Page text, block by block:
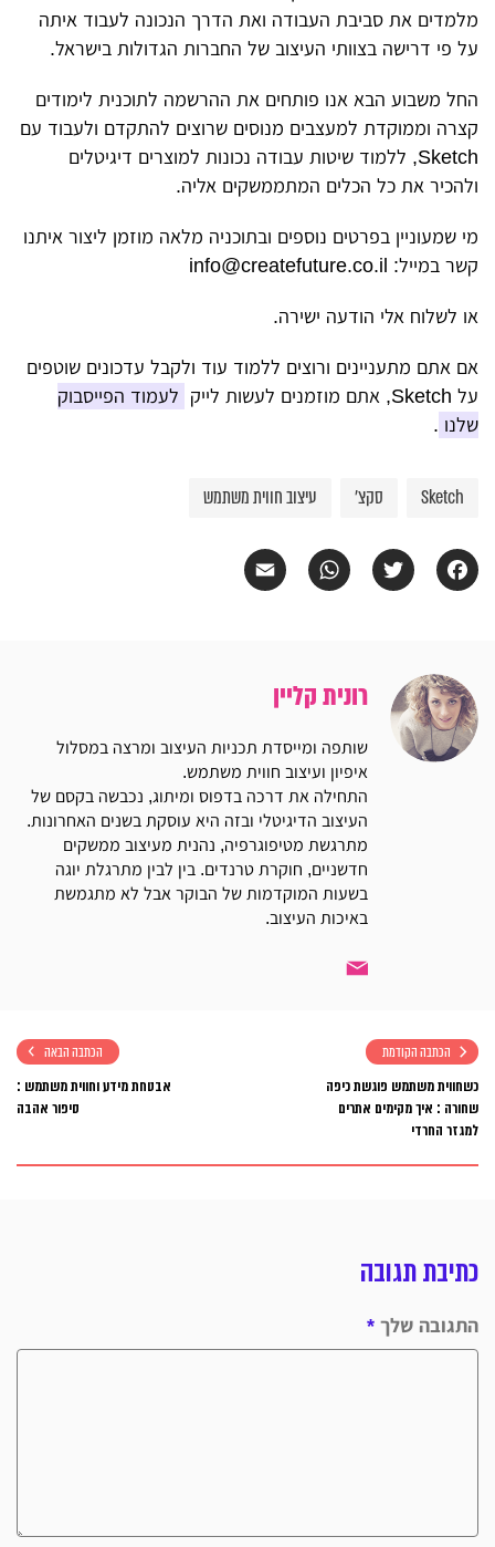
מלמדים את סביבת העבודה ואת הדרך הנכונה לעבוד איתה
על פי דרישה בצוותי העיצוב של החברות הגדולות בישראל.
החל משבוע הבא אנו פותחים את ההרשמה לתוכנית לימודים
קצרה וממוקדת למעצבים מנוסים שרוצים להתקדם ולעבוד עם
Sketch, ללמוד שיטות עבודה נכונות למוצרים דיגיטלים
ולהכיר את כל הכלים המתממשקים אליה.
מי שמעוניין בפרטים נוספים ובתוכניה מלאה מוזמן ליצור איתנו
קשר במייל: info@createfuture.co.il
או לשלוח אלי הודעה ישירה.
אם אתם מתעניינים ורוצים ללמוד עוד ולקבל עדכונים שוטפים
על Sketch, אתם מוזמנים לעשות לייק
לעמוד הפייסבוק
שלנו .
Sketch סקצ' עיצוב חווית משתמש
רונית קליין
שותפה ומייסדת תכניות העיצוב ומרצה במסלול
איפיון ועיצוב חווית משתמש.
התחילה את דרכה בדפוס ומיתוג, נכבשה בקסם של
העיצוב הדיגיטלי ובזה היא עוסקת בשנים האחרונות.
מתרגשת מטיפוגרפיה, נהנית מעיצוב ממשקים
חדשניים, חוקרת טרנדים. בין לבין מתרגלת יוגה
בשעות המוקדמות של הבוקר אבל לא מתגמשת
באיכות העיצוב.
הכתבה הקודמת
כשחווית משתמש פוגשת כיפה
שחורה : איך מקימים אתרים
למגזר החרדי
הכתבה הבאה
אבטחת מידע וחווית משתמש :
סיפור אהבה
כתיבת תגובה
התגובה שלך *